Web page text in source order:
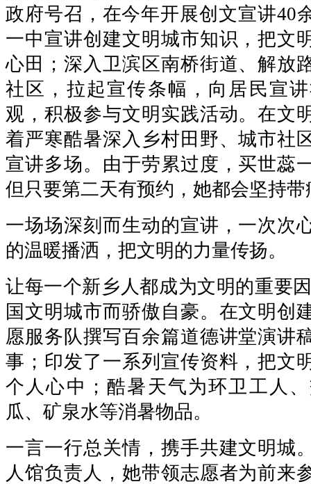
政府号召，在今年开展创文宣讲40
一中宣讲创建文明城市知识，把文
心田；深入卫滨区南桥街道、解放
社区，拉起宣传条幅，向居民宣
观，积极参与文明实践活动。在文
着严寒酷暑深入乡村田野、城市社
宣讲多场。由于劳累过度，买世蕊
但只要第二天有预约，她都会坚持带
一场场深刻而生动的宣讲，一次次
的温暖播洒，把文明的力量传扬。
让每一个新乡人都成为文明的重要
国文明城市而骄傲自豪。在文明创
愿服务队撰写百余篇道德讲堂演讲
事；印发了一系列宣传资料，把文
个人心中；酷暑天气为环卫工人
瓜、矿泉水等消暑物品。
一言一行总关情，携手共建文明城
人馆负责人，她带领志愿者为前来